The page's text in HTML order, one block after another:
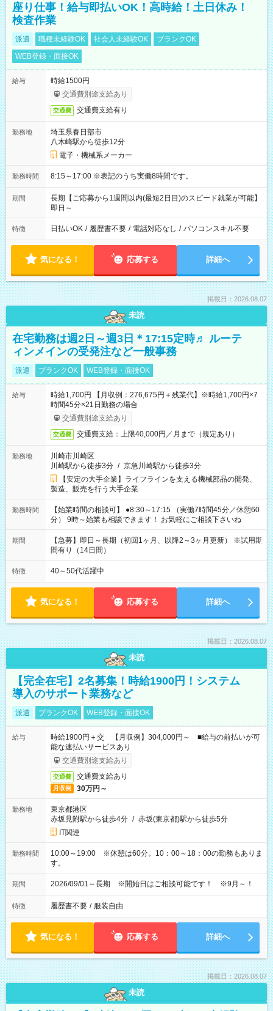
座り仕事！給与即払いOK！高時給！土日休み！
検査作業
派遣 職種未経験OK 社会人未経験OK
ブランクOK
WEB登録・面接OK
給与
時給1500円
交通費別途支給あり
交通費 交通費支給有り
勤務地
埼玉県春日部市
八木崎駅から徒歩12分
電子・機械系メーカー
勤務時間 8:15～17:00 ※表記のうち実働8時間です。
期間
長期【ご応募から1週間以内(最短2日目)のスピード就業が可能】
即日～
特徴 日払いOK / 履歴書不要 / 電話対応なし / パソコンスキル不要
気になる！ 応募する 詳細へ
掲載日：2026.08.07
未読
在宅勤務は週2日～週3日＊17:15定時♬ ルーテ
ィンメインの受発注など一般事務
派遣 ブランクOK WEB登録・面接OK
給与
時給1,700円 【月収例：276,675円＋残業代】※時給1,700円×7
時間45分×21日勤務の場合
交通費別途支給あり
交通費 交通費支給：上限40,000円／月まで（規定あり）
勤務地
川崎市川崎区
川崎駅から徒歩3分 / 京急川崎駅から徒歩3分
【安定の大手企業】ライフラインを支える機械部品の開発、
製造、販売を行う大手企業
勤務時間
【始業時間の相談可】 ●8:30～17:15 （実働7時間45分／休憩60
分） 9時～始業も相談できます！ お気軽にご相談下さいね
期間
【急募】即日～長期（初回1ヶ月、以降2～3ヶ月更新） ※試用期
間有り（14日間）
特徴 40～50代活躍中
気になる！ 応募する 詳細へ
掲載日：2026.08.07
未読
【完全在宅】2名募集！時給1900円！システム
導入のサポート業務など
派遣 ブランクOK WEB登録・面接OK
給与
時給1900円＋交 【月収例】304,000円～ ■給与の前払いが可
能な速払いサービスあり
交通費別途支給あり
交通費 交通費支給あり
月収例 30万円～
勤務地
東京都港区
赤坂見附駅から徒歩4分 / 赤坂(東京都)駅から徒歩5分
IT関連
勤務時間
10:00～19:00 ※休憩は60分。10：00～18：00の勤務もありま
す。
期間 2026/09/01～長期 ※開始日はご相談可能です！ ※9月～！
特徴 履歴書不要 / 服装自由
気になる！ 応募する 詳細へ
掲載日：2026.08.07
未読